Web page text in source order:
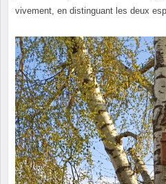
vivement, en distinguant les deux